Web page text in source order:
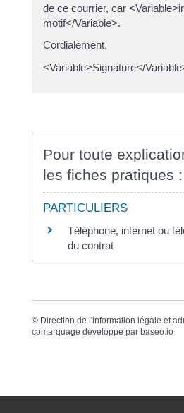
de ce courrier, car
motif</Variable>.
Cordialement.
<Variable>Signature</
Pour toute
les fiches pratiques :
PARTICULIERS
Téléphone, internet ou
du contrat
© Direction de l'information légale et
comarquage developpé par baseo.io